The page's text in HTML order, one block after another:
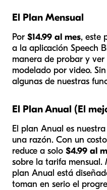
El Plan Mensual
Por $14.99 al mes, este
a la aplicación Speech
manera de probar y
modelado por video.
algunas de nuestras
El Plan Anual (El
El plan Anual es
una razón. Con un
reduce a solo $4.99 al
sobre la tarifa mensual.
plan Anual está
toman en serio el